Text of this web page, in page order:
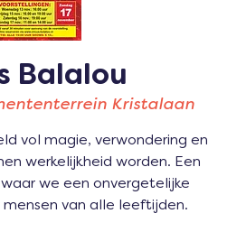
Balalou
Kristalaan
vol magie, verwondering en
werkelijkheid worden. Een
we een onvergetelijke
mensen van alle leeftijden.